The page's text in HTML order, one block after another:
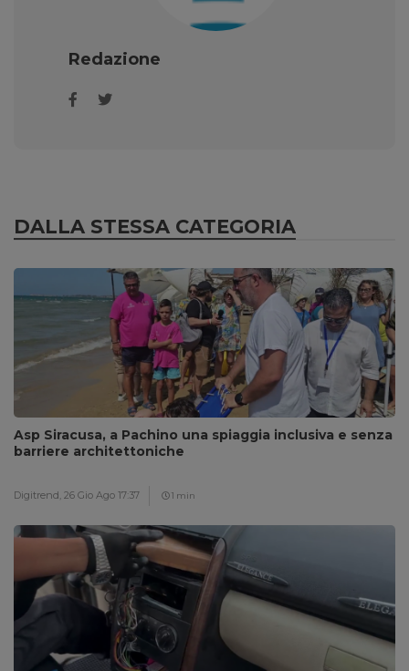
Redazione
DALLA STESSA CATEGORIA
Asp Siracusa, a Pachino una spiaggia inclusiva e senza
barriere architettoniche
Digitrend, 26 Gio Ago 17:37 1 min